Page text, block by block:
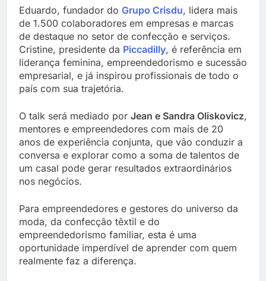
Eduardo, fundador do Grupo Crisdu, lidera mais
de 1.500 colaboradores em empresas e marcas
de destaque no setor de confecção e serviços.
Cristine, presidente da Piccadilly, é referência em
liderança feminina, empreendedorismo e sucessão
empresarial, e já inspirou profissionais de todo o
país com sua trajetória.
O talk será mediado por Jean e Sandra Oliskovicz,
mentores e empreendedores com mais de 20
anos de experiência conjunta, que vão conduzir a
conversa e explorar como a soma de talentos de
um casal pode gerar resultados extraordinários
nos negócios.
Para empreendedores e gestores do universo da
moda, da confecção têxtil e do
empreendedorismo familiar, esta é uma
oportunidade imperdível de aprender com quem
realmente faz a diferença.